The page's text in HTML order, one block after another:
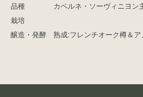
品種
カベルネ・ソーヴィニヨン
栽培
醸造・発酵
熟成:フレンチオーク樽＆